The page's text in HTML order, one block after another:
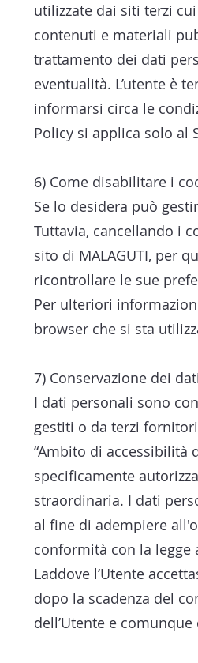
utilizzate dai siti terzi
contenuti e materiali
trattamento dei dati
eventualità. L’utente è
informarsi circa le
Policy si applica solo al
6) Come disabilitare i
Se lo desidera può
Tuttavia, cancellando i
sito di MALAGUTI, per
ricontrollare le sue
Per ulteriori
browser che si sta
7) Conservazione dei
I dati personali sono
gestiti o da terzi
“Ambito di accessibilità
specificamente
straordinaria. I dati
al fine di adempiere
conformità con la
Laddove l’Utente
dopo la scadenza del
dell’Utente e